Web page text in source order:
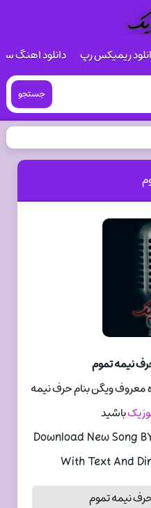
ریمیکس رپ دانلود اهنگ
جستجو
نیمه تموم
معروف ویگن بنام حرف نیمه
باشید
Download New Song
With Text And
نیمه تموم